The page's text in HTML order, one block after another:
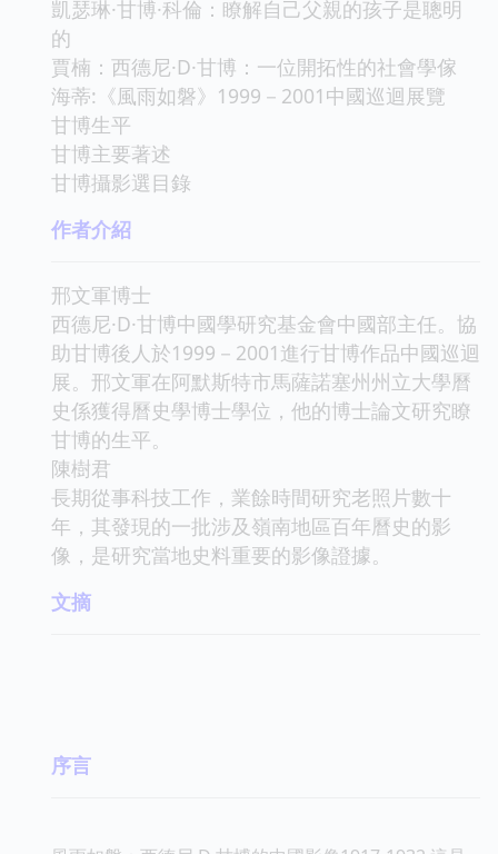
凱瑟琳·甘博·科倫：瞭解自己父親的孩子是聰明
的
賈楠：西德尼·D·甘博：一位開拓性的社會學傢
海蒂:《風雨如磐》1999－2001中國巡迴展覽
甘博生平
甘博主要著述
甘博攝影選目錄
作者介紹
邢文軍博士
西德尼·D·甘博中國學研究基金會中國部主任。協
助甘博後人於1999－2001進行甘博作品中國巡迴
展。邢文軍在阿默斯特市馬薩諾塞州州立大學曆
史係獲得曆史學博士學位，他的博士論文研究瞭
甘博的生平。
陳樹君
長期從事科技工作，業餘時間研究老照片數十
年，其發現的一批涉及嶺南地區百年曆史的影
像，是研究當地史料重要的影像證據。
文摘
序言